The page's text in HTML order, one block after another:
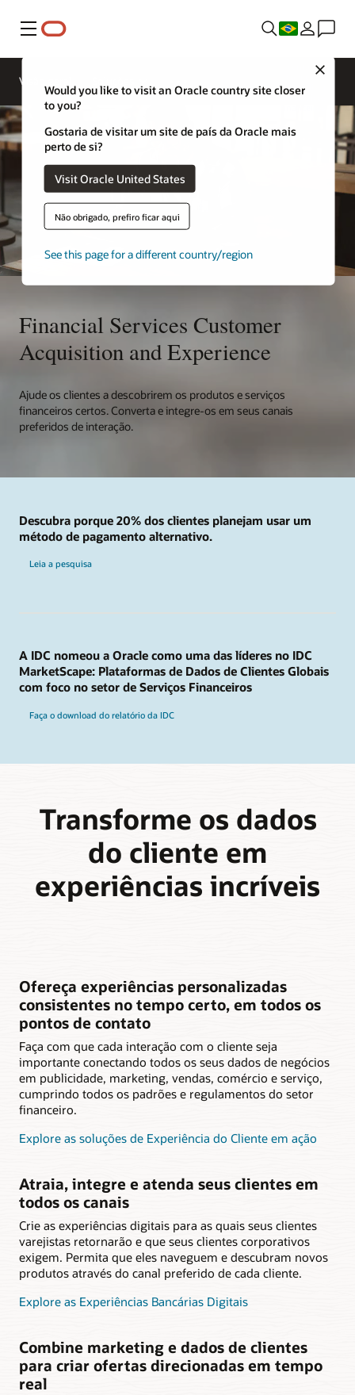
Menu
Would you like to visit an Oracle country site closer
to you?
Gostaria de visitar um site de país da Oracle mais
perto de si?
Visit Oracle United States
Não obrigado, prefiro ficar aqui
See this page for a different country/region
Visão geral
contato
com um
especialista
em serviços
Financial Services Customer
Acquisition and Experience
Ajude os clientes a descobrirem os produtos e serviços
financeiros certos. Converta e integre-os em seus canais
preferidos de interação.
Descubra porque 20% dos clientes planejam usar um
método de pagamento alternativo.
Leia a pesquisa
A IDC nomeou a Oracle como uma das líderes no IDC
MarketScape: Plataformas de Dados de Clientes Globais
com foco no setor de Serviços Financeiros
Faça o download do relatório da IDC
Transforme os dados
do cliente em
experiências incríveis
Ofereça experiências personalizadas
consistentes no tempo certo, em todos os
pontos de contato
Faça com que cada interação com o cliente seja
importante conectando todos os seus dados de negócios
em publicidade, marketing, vendas, comércio e serviço,
cumprindo todos os padrões e regulamentos do setor
financeiro.
Explore as soluções de Experiência do Cliente em ação
Atraia, integre e atenda seus clientes em
todos os canais
Crie as experiências digitais para as quais seus clientes
varejistas retornarão e que seus clientes corporativos
exigem. Permita que eles naveguem e descubram novos
produtos através do canal preferido de cada cliente.
Explore as Experiências Bancárias Digitais
Combine marketing e dados de clientes
para criar ofertas direcionadas em tempo
real